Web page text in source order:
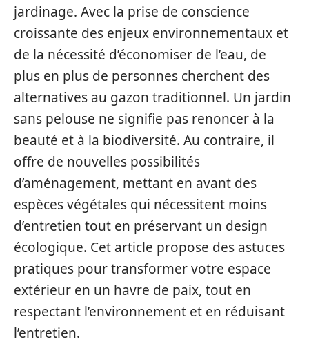
jardinage. Avec la prise de conscience
croissante des enjeux environnementaux et
de la nécessité d’économiser de l’eau, de
plus en plus de personnes cherchent des
alternatives au gazon traditionnel. Un jardin
sans pelouse ne signifie pas renoncer à la
beauté et à la biodiversité. Au contraire, il
offre de nouvelles possibilités
d’aménagement, mettant en avant des
espèces végétales qui nécessitent moins
d’entretien tout en préservant un design
écologique. Cet article propose des astuces
pratiques pour transformer votre espace
extérieur en un havre de paix, tout en
respectant l’environnement et en réduisant
l’entretien.